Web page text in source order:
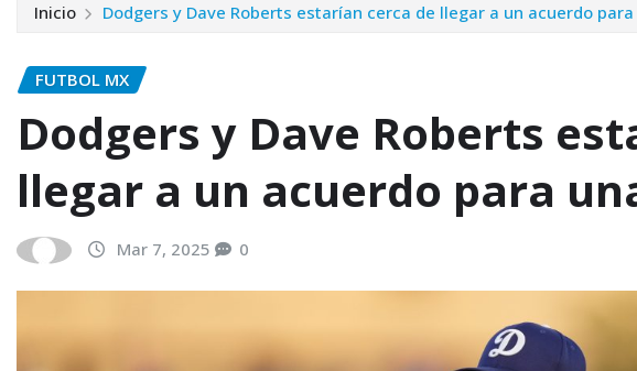
Inicio Dodgers y Dave Roberts estarían cerca de llegar a un acuerdo
FUTBOL MX
Dodgers y Dave Roberts
llegar a un acuerdo para
Mar 7, 2025 0